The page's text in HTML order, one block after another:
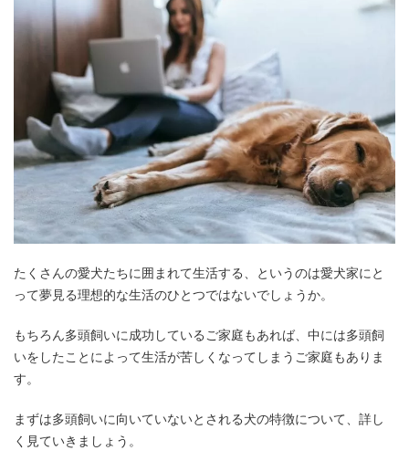
たくさんの愛犬たちに囲まれて生活する、というのは愛犬家にと
って夢見る理想的な生活のひとつではないでしょうか。
もちろん多頭飼いに成功しているご家庭もあれば、中には多頭飼
いをしたことによって生活が苦しくなってしまうご家庭もありま
す。
まずは多頭飼いに向いていないとされる犬の特徴について、詳し
く見ていきましょう。